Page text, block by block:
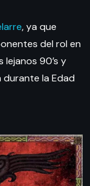
, ya que
del rol en
lejanos 90’s y
la Edad